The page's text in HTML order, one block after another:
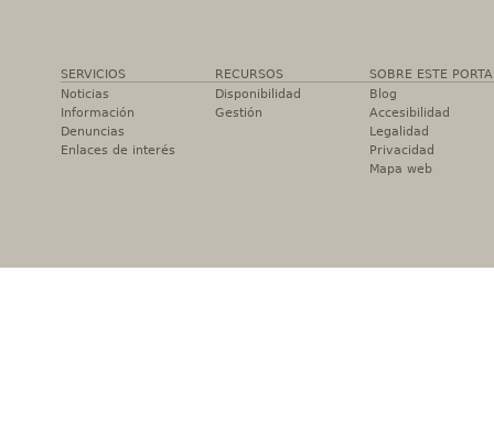
SERVICIOS
Noticias
Información
Denuncias
Enlaces de interés
RECURSOS
Disponibilidad
Gestión
SOBRE ESTE
Blog
Accesibilidad
Legalidad
Privacidad
Mapa web